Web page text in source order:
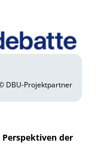
DBU-Projektpartner
der